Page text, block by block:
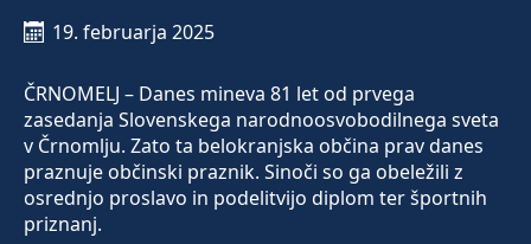
19. februarja 2025
ČRNOMELJ – Danes mineva 81 let od prvega
zasedanja Slovenskega narodnoosvobodilnega sveta
v Črnomlju. Zato ta belokranjska občina prav danes
praznuje občinski praznik. Sinoči so ga obeležili z
osrednjo proslavo in podelitvijo diplom ter športnih
priznanj.